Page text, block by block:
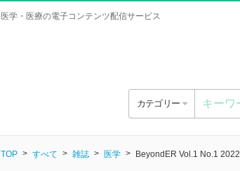
医学・医療の電子コンテンツ配信サービス
カテゴリー
TOP すべて 雑誌 医学 BeyondER Vol.1 No.1 2022